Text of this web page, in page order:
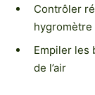
Contrôler
hygromètre
Empiler les
de l’air